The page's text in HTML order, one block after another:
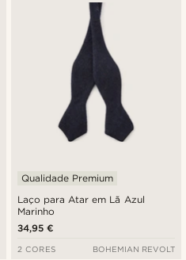
Laço para Atar em Lã Azul
Marinho
Qualidade Premium
34,95 €
2 CORES BOHEMIAN REVOLT